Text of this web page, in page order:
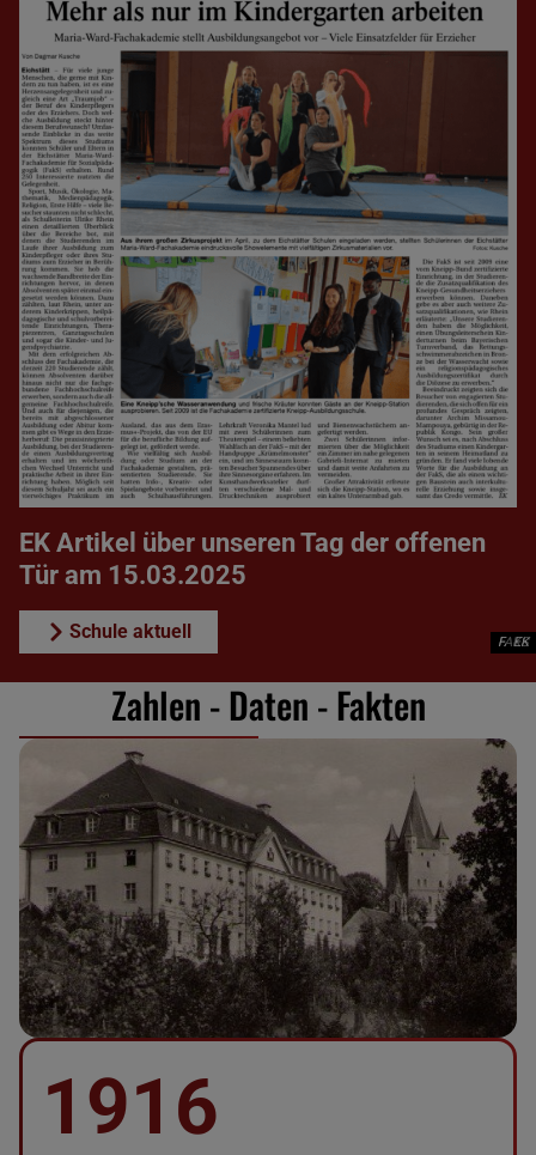
FAKS
FAKS
FAKS
FAKS
FAKS
FAKS
FAKS
FAKS
FAKS
FAKS
EK
EK Artikel über unseren Tag der offenen
Tür am 15.03.2025
Schule aktuell
Zahlen - Daten - Fakten
1916